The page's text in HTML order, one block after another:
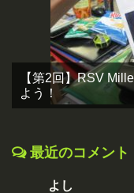
【第2回】RSV
よう！
最近のコメント
よし